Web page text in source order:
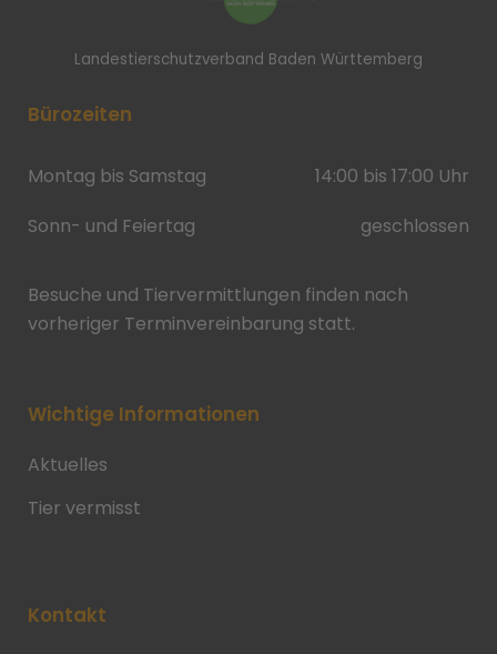
Landestierschutzverband Baden Württemberg
Bürozeiten
Montag bis Samstag
14:00 bis 17:00 Uhr
Sonn- und Feiertag
geschlossen
Besuche und Tiervermittlungen finden nach
vorheriger Terminvereinbarung statt.
Wichtige Informationen
Aktuelles
Tier vermisst
Kontakt